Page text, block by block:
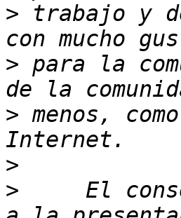
> trabajo y
> para la
> menos,
>
>
El